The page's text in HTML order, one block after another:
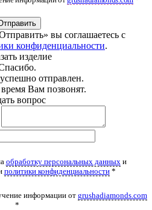
вы соглашаетесь с
конфиденциальности.
изделие
отправлен.
Вам позвонят.
вопрос
обработку персональных данных и
политики конфиденциальности*
информации от grushadiamonds.com
*